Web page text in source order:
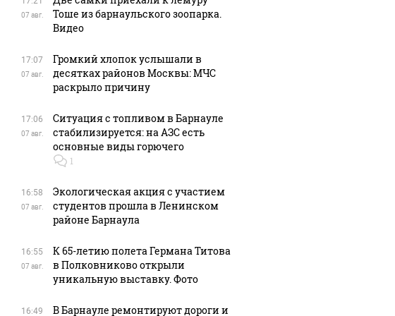
07 авг.
Тоше из барнаульского зоопарка.
Видео
17:07
07 авг.
Громкий хлопок услышали в
десятках районов Москвы: МЧС
раскрыло причину
17:06
07 авг.
Ситуация с топливом в Барнауле
стабилизируется: на АЗС есть
основные виды горючего
1
16:58
07 авг.
Экологическая акция с участием
студентов прошла в Ленинском
районе Барнаула
16:55
07 авг.
К 65-летию полета Германа Титова
в Полковниково открыли
уникальную выставку. Фото
16:49 В Барнауле ремонтируют дороги и